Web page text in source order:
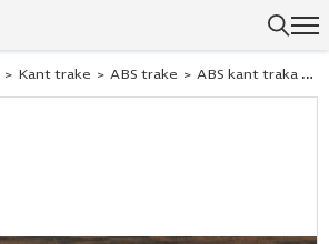
> Kant trake > ABS trake > ABS kant traka Hranipex wenge 28854 42×1